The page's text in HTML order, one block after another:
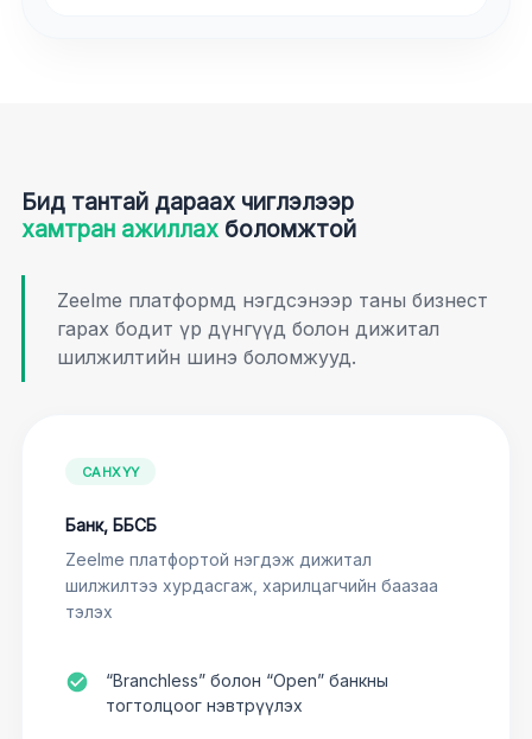
Бид тантай дараах чиглэлээр
хамтран ажиллах боломжтой
Zeelme платформд нэгдсэнээр таны бизнест
гарах бодит үр дүнгүүд болон дижитал
шилжилтийн шинэ боломжууд.
САНХҮҮ
Банк, ББСБ
Zeelme платфортой нэгдэж дижитал
шилжилтээ хурдасгаж, харилцагчийн баазаа
тэлэх
“Branchless” болон “Open” банкны
тогтолцоог нэвтрүүлэх